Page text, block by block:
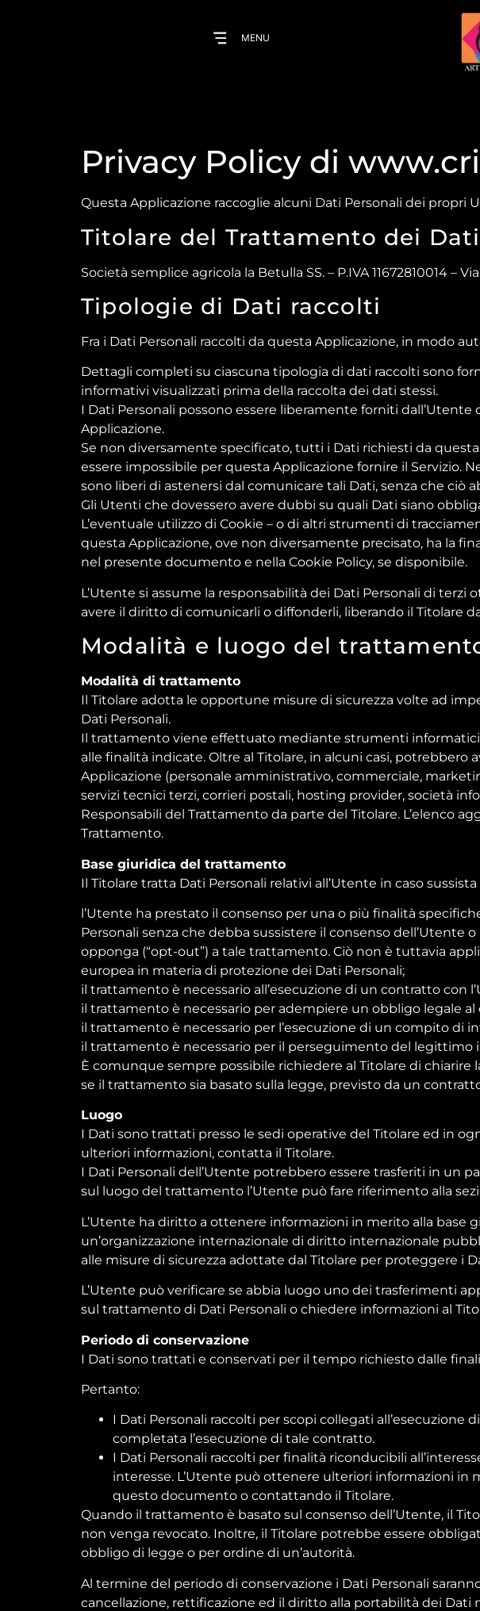
MENU
Privacy Policy di
Questa Applicazione raccoglie alcuni Dati Personali dei propri
Titolare del Trattamento dei Dati
Società semplice agricola la Betulla SS. – P.IVA 11672810014 –
Tipologie di Dati raccolti
Fra i Dati Personali raccolti da questa Applicazione, in modo
Dettagli completi su ciascuna tipologia di dati raccolti sono
informativi visualizzati prima della raccolta dei dati stessi.
I Dati Personali possono essere liberamente forniti
Applicazione.
Se non diversamente specificato, tutti i Dati richiesti da
essere impossibile per questa Applicazione fornire il Servizio.
sono liberi di astenersi dal comunicare tali Dati, senza che ciò
Gli Utenti che dovessero avere dubbi su quali Dati siano
L’eventuale utilizzo di Cookie – o di altri strumenti di
questa Applicazione, ove non diversamente precisato, ha la
nel presente documento e nella Cookie Policy, se disponibile.
L’Utente si assume la responsabilità dei Dati Personali di
avere il diritto di comunicarli o diffonderli, liberando il Titolare
Modalità e luogo del
Modalità di trattamento
Il Titolare adotta le opportune misure di sicurezza volte ad
Dati Personali.
Il trattamento viene effettuato mediante strumenti
alle finalità indicate. Oltre al Titolare, in alcuni casi, potrebbero
Applicazione (personale amministrativo, commerciale,
servizi tecnici terzi, corrieri postali, hosting provider, società
Responsabili del Trattamento da parte del Titolare. L’elenco
Trattamento.
Base giuridica del trattamento
Il Titolare tratta Dati Personali relativi all’Utente in caso
l’Utente ha prestato il consenso per una o più finalità
Personali senza che debba sussistere il consenso dell’Utente
opponga (“opt-out”) a tale trattamento. Ciò non è tuttavia
europea in materia di protezione dei Dati Personali;
il trattamento è necessario all’esecuzione di un contratto con
il trattamento è necessario per adempiere un obbligo legale al
il trattamento è necessario per l’esecuzione di un compito di
il trattamento è necessario per il perseguimento del legittimo
È comunque sempre possibile richiedere al Titolare di
se il trattamento sia basato sulla legge, previsto da un
Luogo
I Dati sono trattati presso le sedi operative del Titolare ed in
ulteriori informazioni, contatta il Titolare.
I Dati Personali dell’Utente potrebbero essere trasferiti in un
sul luogo del trattamento l’Utente può fare riferimento alla
L’Utente ha diritto a ottenere informazioni in merito alla base
un’organizzazione internazionale di diritto internazionale
alle misure di sicurezza adottate dal Titolare per proteggere i
L’Utente può verificare se abbia luogo uno dei trasferimenti
sul trattamento di Dati Personali o chiedere informazioni al
Periodo di conservazione
I Dati sono trattati e conservati per il tempo richiesto dalle
Pertanto:
I Dati Personali raccolti per scopi collegati
completata l’esecuzione di tale contratto.
I Dati Personali raccolti per finalità riconducibili
interesse. L’Utente può ottenere ulteriori informazioni in
questo documento o contattando il Titolare.
Quando il trattamento è basato sul consenso dell’Utente, il
non venga revocato. Inoltre, il Titolare potrebbe essere
obbligo di legge o per ordine di un’autorità.
Al termine del periodo di conservazione i Dati Personali
cancellazione, rettificazione ed il diritto alla portabilità dei Dati